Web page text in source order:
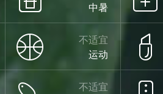
中暑
不适宜
运动
不适宜